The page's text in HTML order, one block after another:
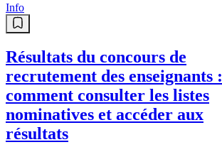
Info
Résultats du concours de
recrutement des enseignants :
comment consulter les listes
nominatives et accéder aux
résultats